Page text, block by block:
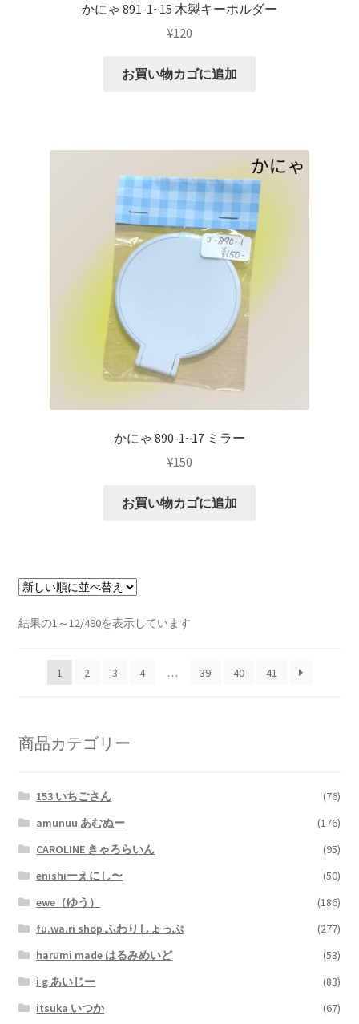
かにゃ 891-1~15 木製キーホルダー
¥120
お買い物カゴに追加
かにゃ 890-1~17 ミラー
¥150
お買い物カゴに追加
結果の1～12/490を表示しています新
順
1 2 3 4 … 39 40 41
商品カテゴリー
153 いちごさん
(76)
amunuu あむぬー
(176)
CAROLINE きゃろらいん
(95)
enishiーえにし〜
(50)
ewe（ゆう）
(186)
fu.wa.ri shop ふわりしょっぷ
(277)
harumi made はるみめいど
(53)
i g あいじー
(83)
itsuka いつか
(67)